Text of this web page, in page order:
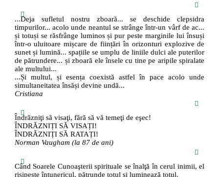
...Deja sufletul nostru zboară... se deschide clepsidra
timpurilor... acolo unde neantul se strânge într-un vârf de ac...
și totuși se răsfrânge luminos și pur peste marginile lui însuși
într-o uluitoare mișcare de ființări în orizonturi explozive de
sunet și lumină... spațiile se umplu de liniile dulci ale puterilor
de pătrundere... și zboară ele însele cu tine pe aripile spiralate
ale multului...
...Și multul, și esența coexistă astfel în pace acolo unde
simultaneitatea însăși devine undă...
Cristiana
Îndrăzniţi să visaţi, fără să vă temeţi de eşec!
ÎNDRĂZNIȚI SĂ VISAȚI!
ÎNDRĂZNIȚI SĂ RATAȚI!
Norman Vaugham (la 87 de ani)
Când Soarele Cunoaşterii spirituale se înalţă în cerul inimii, el
risipeşte întunericul, pătrunde totul şi luminează totul.